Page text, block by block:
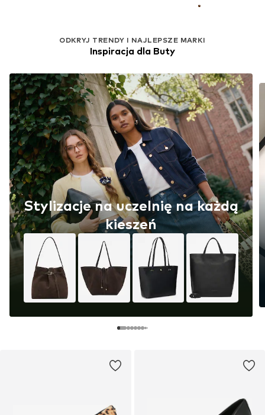
ODKRYJ TRENDY I NAJLEPSZE MARKI
Inspiracja dla Buty
Stylizacje na uczelnię na każdą
kieszeń